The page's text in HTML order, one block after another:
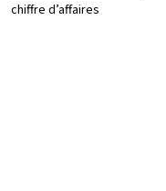
chiffre d’affaires